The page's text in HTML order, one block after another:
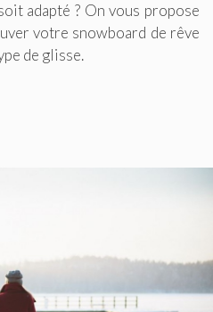
adapté ? On vous propose
votre snowboard de rêve
de glisse.